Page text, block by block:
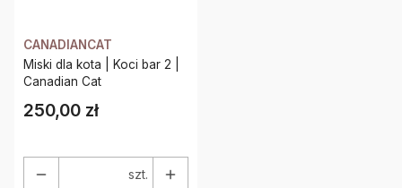
CANADIANCAT
Miski dla kota | Koci bar 2 |
Canadian Cat
Cena
250,00 zł
szt.